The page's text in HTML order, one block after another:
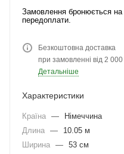
Замовлення бронюється на
передоплати.
Безкоштовна доставка
при замовленні від 2 000
Детальніше
Характеристики
Країна —
Німеччина
Длина —
10.05 м
Ширина — 53 см